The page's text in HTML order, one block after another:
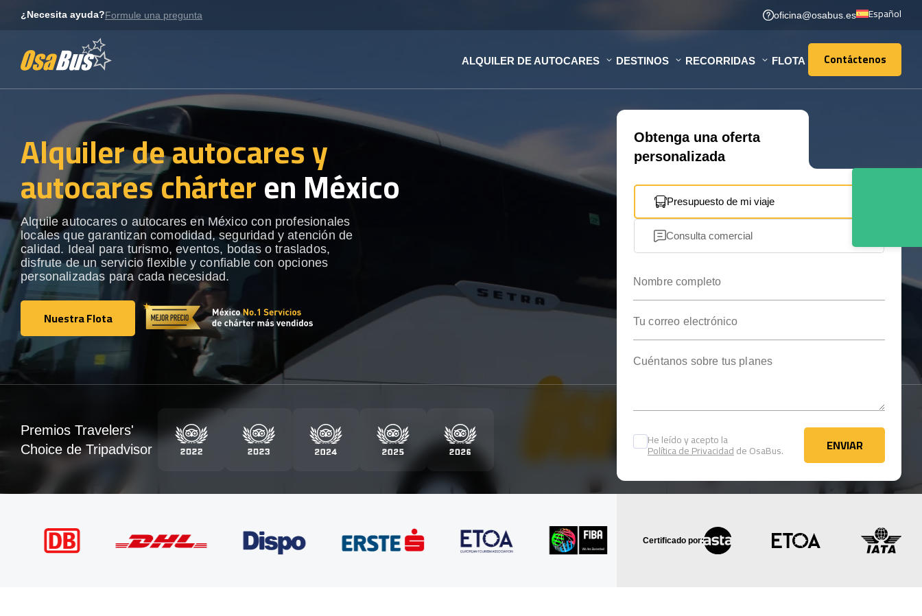
¿Necesita ayuda?Formule una pregunta oficina@osabus.es Español
ALQUILER DE AUTOCARES DESTINOS RECORRIDAS FLOTA Contáctenos
Contáctenos
Alquiler de autocares y
autocares chárteren México
Alquile autocares o autocares en México con profesionales
locales que garantizan comodidad, seguridad y atención de
calidad. Ideal para turismo, eventos, bodas o traslados,
disfrute de un servicio flexible y confiable con opciones
personalizadas para cada necesidad.
Nuestra Flota
Nuestra Flota
Obtenga una oferta
personalizada
Presupuesto de mi viaje
Consulta comercial
He leído y acepto la
Política de Privacidadde OsaBus. ENVIAR
ENVIAR
Premios Travelers'
Choice de Tripadvisor
Certificado por: